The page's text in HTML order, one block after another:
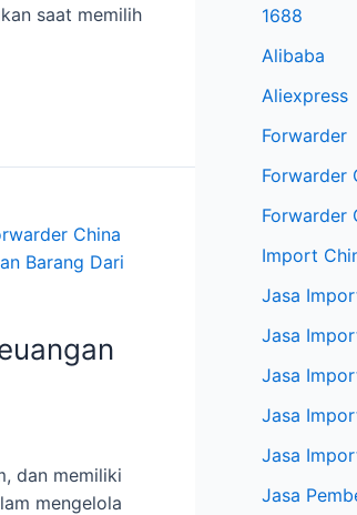
saat memilih
dan memiliki
mengelola
1688
Alibaba
Aliexpress
Forwarder
Forwarder
Forwarder
Import
Jasa
Jasa
Jasa
Jasa
Jasa
Jasa